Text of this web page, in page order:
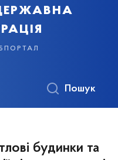
Пошук
будинки та